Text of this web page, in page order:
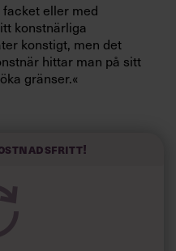
eller med
konstnärliga
konstigt, men det
hittar man på sitt
gränser.«
miljö. Den är chockartat
år och tycker att det är
det nu, det betyder att
fria. Samtidigt ger det en
aldrig talar ur skägget.